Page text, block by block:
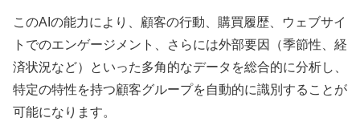
このAIの能力により、顧客の行動、購買履歴、ウェブサイ
トでのエンゲージメント、さらには外部要因（季節性、経
済状況など）といった多角的なデータを総合的に分析し、
特定の特性を持つ顧客グループを自動的に識別することが
可能になります。